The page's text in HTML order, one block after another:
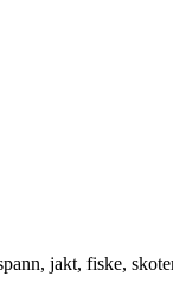
jakt, fiske,